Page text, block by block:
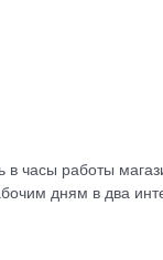
в часы работы
дням в два